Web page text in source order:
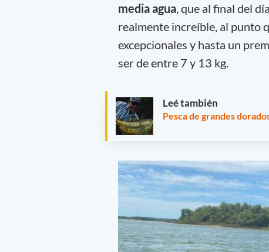
media agua, que al final del
realmente increíble, al punto
excepcionales y hasta un
ser de entre 7 y 13 kg.
Leé también
Pesca de grandes